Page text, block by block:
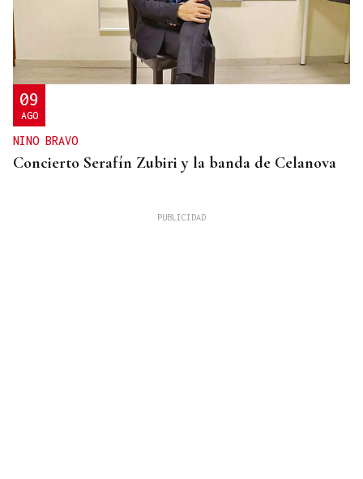
09
AGO
NINO BRAVO
Concierto Serafín Zubiri y la banda de Celanova